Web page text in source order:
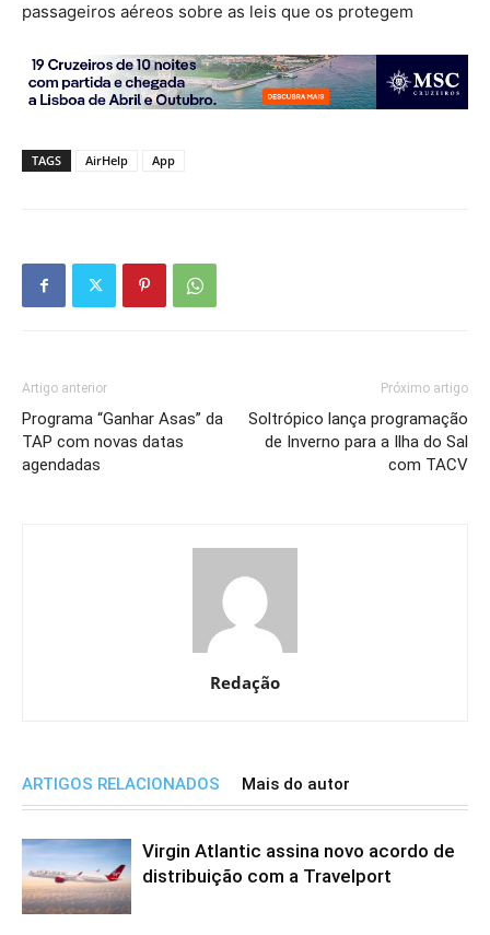
passageiros aéreos sobre as leis que os protegem
TAGS AirHelp App
Artigo anterior
Programa “Ganhar Asas” da
TAP com novas datas
agendadas
Próximo artigo
Soltrópico lança programação
de Inverno para a Ilha do Sal
com TACV
Redação
ARTIGOS RELACIONADOS Mais do autor
Virgin Atlantic assina novo acordo de
distribuição com a Travelport